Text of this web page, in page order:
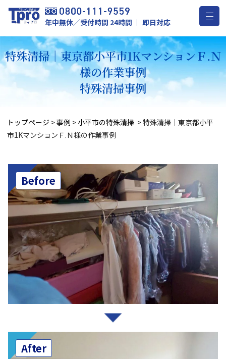
年中無休／受付時間 24時間 ｜ 即日対応
特殊清掃｜東京都小平市1KマンションＦ.Ｎ
様の作業事例
特殊清掃事例
トップページ >事例 > 小平市の特殊清掃 >特殊清掃｜東京都小平
市1KマンションＦ.Ｎ様の作業事例
Before
After